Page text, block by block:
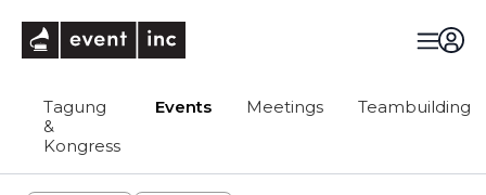
Tagung
&
Kongress
Events Meetings Teambuilding